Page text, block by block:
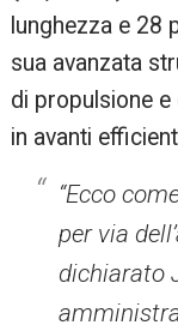
lunghezza e 28
sua avanzata
di propulsione
in avanti
“Ecco
per via
dichiarato